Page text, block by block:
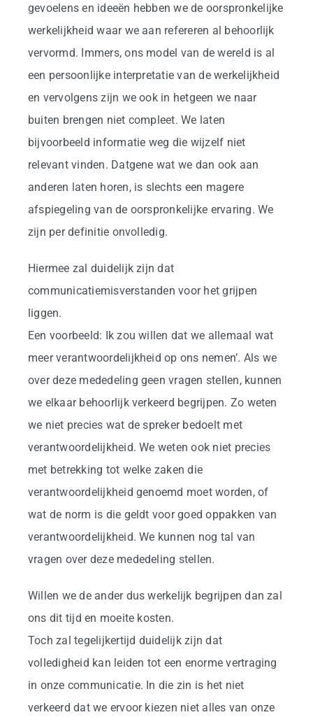
gevoelens en ideeën hebben we de oorspronkelijke
werkelijkheid waar we aan refereren al behoorlijk
vervormd. Immers, ons model van de wereld is al
een persoonlijke interpretatie van de werkelijkheid
en vervolgens zijn we ook in hetgeen we naar
buiten brengen niet compleet. We laten
bijvoorbeeld informatie weg die wijzelf niet
relevant vinden. Datgene wat we dan ook aan
anderen laten horen, is slechts een magere
afspiegeling van de oorspronkelijke ervaring. We
zijn per definitie onvolledig.
Hiermee zal duidelijk zijn dat
communicatiemisverstanden voor het grijpen
liggen.
Een voorbeeld: Ik zou willen dat we allemaal wat
meer verantwoordelijkheid op ons nemen’. Als we
over deze mededeling geen vragen stellen, kunnen
we elkaar behoorlijk verkeerd begrijpen. Zo weten
we niet precies wat de spreker bedoelt met
verantwoordelijkheid. We weten ook niet precies
met betrekking tot welke zaken die
verantwoordelijkheid genoemd moet worden, of
wat de norm is die geldt voor goed oppakken van
verantwoordelijkheid. We kunnen nog tal van
vragen over deze mededeling stellen.
Willen we de ander dus werkelijk begrijpen dan zal
ons dit tijd en moeite kosten.
Toch zal tegelijkertijd duidelijk zijn dat
volledigheid kan leiden tot een enorme vertraging
in onze communicatie. In die zin is het niet
verkeerd dat we ervoor kiezen niet alles van onze